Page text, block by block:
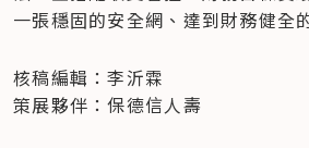
一張穩固的安全網、達到財務健全
核稿編輯：李沂霖
策展夥伴：保德信人壽